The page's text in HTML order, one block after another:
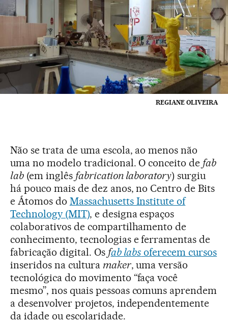
REGIANE OLIVEIRA
Não se trata de uma escola, ao menos não
uma no modelo tradicional. O conceito de fab
lab(em inglês fabrication laboratory) surgiu
há pouco mais de dez anos, no Centro de Bits
e Átomos do Massachusetts Institute of
Technology (MIT), e designa espaços
colaborativos de compartilhamento de
conhecimento, tecnologias e ferramentas de
fabricação digital. Os fab labs oferecem cursos
inseridos na cultura maker, uma versão
tecnológica do movimento “faça você
mesmo”, nos quais pessoas comuns aprendem
a desenvolver projetos, independentemente
da idade ou escolaridade.